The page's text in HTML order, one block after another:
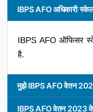
IBPS AFO अधिकारी
IBPS AFO ऑफिसर
है.
मुझे IBPS AFO वेतन
IBPS AFO वेतन 2023 के